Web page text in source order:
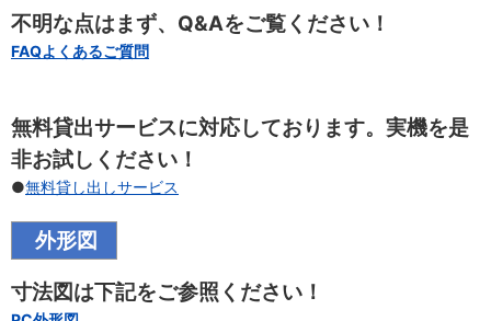
不明な点はまず、Q&Aをご覧ください！
FAQよくあるご質問
無料貸出サービスに対応しております。実機を是
非お試しください！
●無料貸し出しサービス
外形図
寸法図は下記をご参照ください！